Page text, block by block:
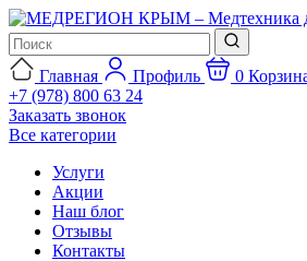
Главная Профиль 0
+7 (978) 800 63 24
Заказать звонок
Все категории
Услуги
Акции
Наш блог
Отзывы
Контакты